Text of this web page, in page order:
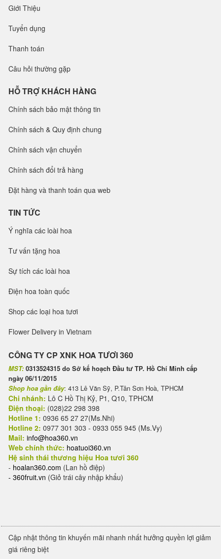
Giới Thiệu
Tuyển dụng
Thanh toán
Câu hỏi thường gặp
HỖ TRỢ KHÁCH HÀNG
Chính sách bảo mật thông tin
Chính sách & Quy định chung
Chính sách vận chuyển
Chính sách đổi trả hàng
Đặt hàng và thanh toán qua web
TIN TỨC
Ý nghĩa các loài hoa
Tư vấn tặng hoa
Sự tích các loài hoa
Điện hoa toàn quốc
Shop các loại hoa tươi
Flower Delivery in Vietnam
CÔNG TY CP XNK HOA TƯƠI 360
MST: 0313524315 do Sở kế hoạch Đầu tư TP. Hồ Chí Minh cấp
ngày 06/11/2015
Shop hoa gần đây: 413 Lê Văn Sỹ, P.Tân Sơn Hoà, TPHCM
Chi nhánh: Lô C Hồ Thị Kỷ, P1, Q10, TPHCM
Điện thoại: (028)22 298 398
Hotline 1: 0936 65 27 27(Ms.Nhi)
Hotline 2: 0977 301 303 - 0933 055 945 (Ms.Vy)
Mail: info@hoa360.vn
Web chính thức: hoatuoi360.vn
Hệ sinh thái thương hiệu Hoa tươi 360
- hoalan360.com (Lan hồ điệp)
- 360fruit.vn (Giỏ trái cây nhập khẩu)
Cập nhật thông tin khuyến mãi nhanh nhất hưởng quyền lợi giảm
giá riêng biệt